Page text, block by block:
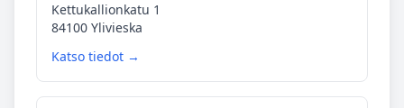
Kettukallionkatu 1
84100 Ylivieska
Katso tiedot →